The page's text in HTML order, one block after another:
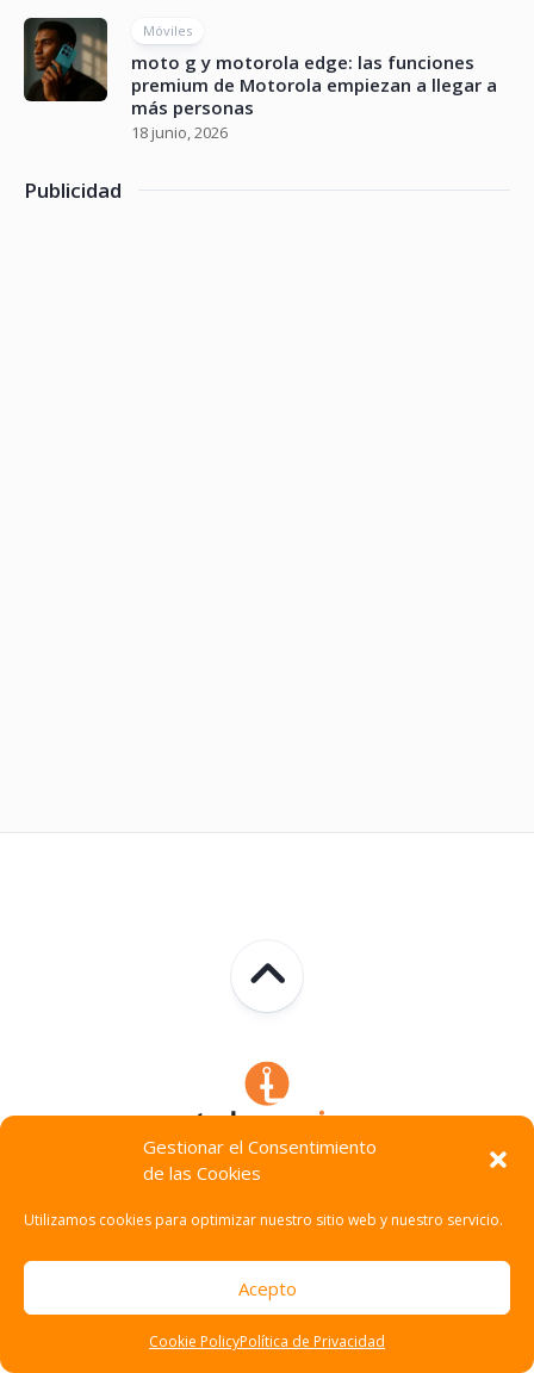
Gestionar el Consentimiento
de las Cookies
Utilizamos cookies para optimizar nuestro sitio web y nuestro servicio.
Acepto
Cookie PolicyPolítica de Privacidad
Móviles
moto g y motorola edge: las funciones
premium de Motorola empiezan a llegar a
más personas
18 junio, 2026
Publicidad
Technocracia © 2026. Todos Los Derechos Reservados.